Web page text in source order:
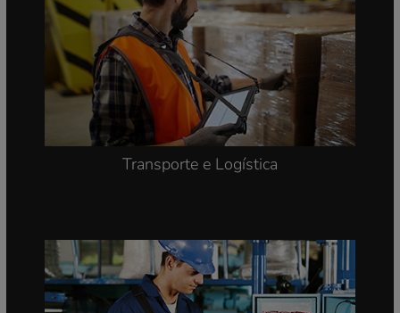
Segurança pública
Serviços públicos